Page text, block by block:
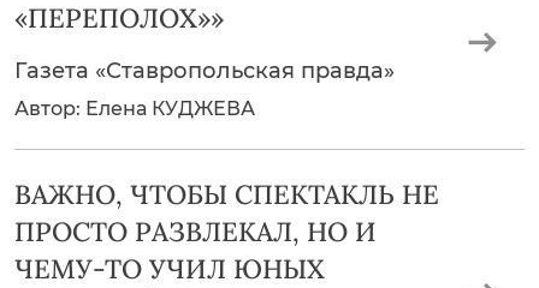
«ПЕРЕПОЛОХ»»
Газета «Ставропольская правда»
Автор: Елена КУДЖЕВА
ВАЖНО, ЧТОБЫ СПЕКТАКЛЬ НЕ
ПРОСТО РАЗВЛЕКАЛ, НО И
ЧЕМУ-ТО УЧИЛ ЮНЫХ